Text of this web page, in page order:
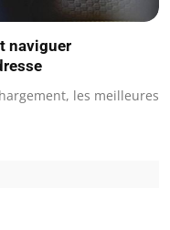
naviguer
les meilleures